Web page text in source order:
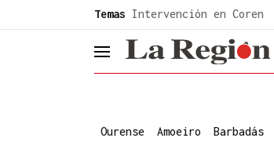
Temas Intervención en Coren
header.menu.open
Ourense Amoeiro Barbadás